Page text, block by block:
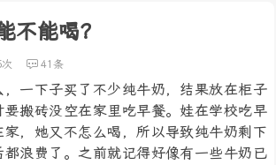
不能喝？
41条
，一下子买了不少纯牛奶，结果放在柜子
要搬砖没空在家里吃早餐。娃在学校吃早
，她又不怎么喝，所以导致纯牛奶剩下
浪费了。之前就记得好像有一些牛奶已